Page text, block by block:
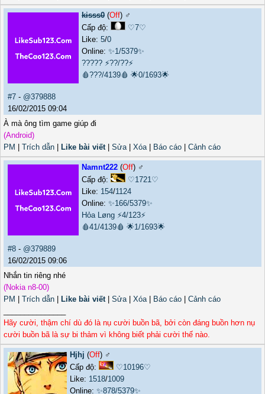
kisss0 (Off) ♂️
Cấp độ:
♡7♡
Like: 5/0
Online: ✨1/5379✨
????? ⚡??/??⚡
🩸???/4139🩸 🌟0/1693🌟
#7 - @379888
16/02/2015 09:04
À mà ông tìm game giúp đi
(Android)
PM | Trích dẫn | Like bài viết | Sửa | Xóa | Báo cáo | Cảnh cáo
Namnt222 (Off) ♂️
Cấp độ:
♡1721♡
Like: 154/1124
Online: ✨166/5379✨
Hỏa Løng ⚡4/123⚡
🩸41/4139🩸 🌟1/1693🌟
#8 - @379889
16/02/2015 09:06
Nhắn tin riêng nhé
(Nokia n8-00)
PM | Trích dẫn | Like bài viết | Sửa | Xóa | Báo cáo | Cảnh cáo
Hãy cười, thậm chí dù đó là nụ cười buồn bã, bởi còn đáng buồn hơn nụ
cười buồn bã là sự bi thảm vì không biết phải cười thế nào.
Hjhj (Off) ♂️
Cấp độ:
♡10196♡
Like: 1518/1009
Online: ✨878/5379✨